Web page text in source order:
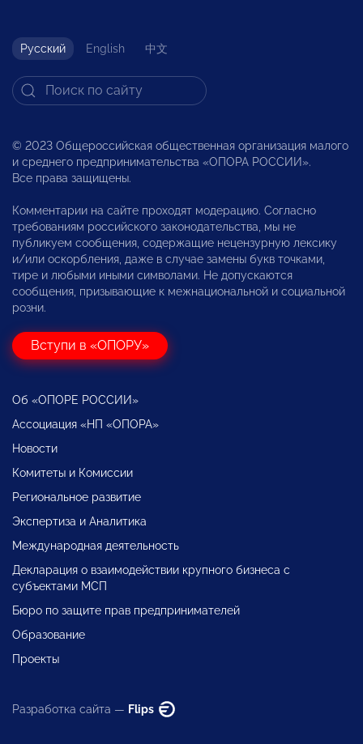
Русский English 中文
© 2023 Общероссийская общественная организация малого
и среднего предпринимательства «ОПОРА РОССИИ».
Все права защищены.
Комментарии на сайте проходят модерацию. Согласно
требованиям российского законодательства, мы не
публикуем сообщения, содержащие нецензурную лексику
и/или оскорбления, даже в случае замены букв точками,
тире и любыми иными символами. Не допускаются
сообщения, призывающие к межнациональной и социальной
розни.
Вступи в «ОПОРУ»
Об «ОПОРЕ РОССИИ»
Ассоциация «НП «ОПОРА»
Новости
Комитеты и Комиссии
Региональное развитие
Экспертиза и Аналитика
Международная деятельность
Декларация о взаимодействии крупного бизнеса с
субъектами МСП
Бюро по защите прав предпринимателей
Образование
Проекты
Разработка сайта — Flips